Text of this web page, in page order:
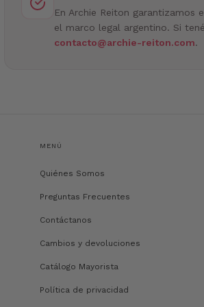
En Archie Reiton garantizamos
el marco legal argentino. Si
contacto@archie-reiton.com.
MENÚ
Quiénes Somos
Preguntas Frecuentes
Contáctanos
Cambios y devoluciones
Catálogo Mayorista
Política de privacidad